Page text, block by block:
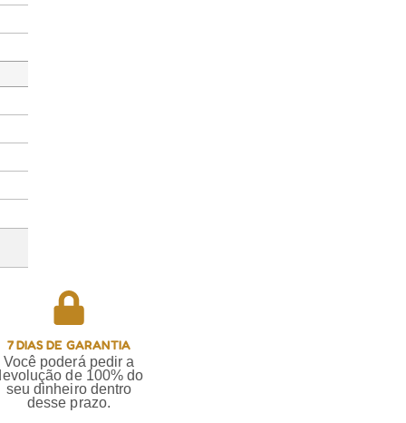
7 DIAS DE GARANTIA
Você poderá pedir a
de 100% do
seu dinheiro dentro
desse prazo.